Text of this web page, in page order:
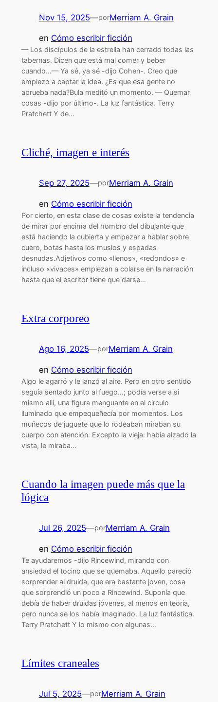
Nov 15, 2025—porMerriam A. Grain
en Cómo escribir ficción
— Los discípulos de la estrella han cerrado todas las
tabernas. Dicen que está mal comer y beber
cuando…— Ya sé, ya sé -dijo Cohen-. Creo que
empiezo a captar la idea. ¿Es que esa gente no
aprueba nada?Bula meditó un momento. — Quemar
cosas -dijo por último-. La luz fantástica. Terry
Pratchett Y de…
Cliché, imagen e interés
Sep 27, 2025—porMerriam A. Grain
en Cómo escribir ficción
Por cierto, en esta clase de cosas existe la tendencia
de mirar por encima del hombro del dibujante que
está haciendo la cubierta y empezar a hablar sobre
cuero, botas hasta los muslos y espadas
desnudas.Adjetivos como «llenos», «redondos» e
incluso «vivaces» empiezan a colarse en la narración
hasta que el escritor tiene que darse…
Extra corporeo
Ago 16, 2025—porMerriam A. Grain
en Cómo escribir ficción
Algo le agarró y le lanzó al aire. Pero en otro sentido
seguía sentado junto al fuego…; podía verse a si
mismo allí, una figura menguante en el circulo
iluminado que empequeñecía por momentos. Los
muñecos de juguete que lo rodeaban miraban su
cuerpo con atención. Excepto la vieja: había alzado la
vista, le miraba…
Cuando la imagen puede más que la
lógica
Jul 26, 2025—porMerriam A. Grain
en Cómo escribir ficción
Te ayudaremos -dijo Rincewind, mirando con
ansiedad el tocino que se quemaba. Aquello pareció
sorprender al druida, que era bastante joven, cosa
que sorprendió un poco a Rincewind. Suponía que
debía de haber druidas jóvenes, al menos en teoría,
pero nunca se los había imaginado. La luz fantástica.
Terry Pratchett Y lo mismo con algunas…
Límites craneales
Jul 5, 2025—porMerriam A. Grain